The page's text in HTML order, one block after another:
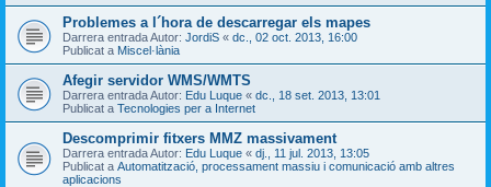
Problemes a l´hora de descarregar els mapes
Darrera entrada Autor: JordiS « dc., 02 oct. 2013, 16:00
Publicat a Miscel·lània
Afegir servidor WMS/WMTS
Darrera entrada Autor: Edu Luque « dc., 18 set. 2013, 13:01
Publicat a Tecnologies per a Internet
Descomprimir fitxers MMZ massivament
Darrera entrada Autor: Edu Luque « dj., 11 jul. 2013, 13:05
Publicat a Automatització, processament massiu i comunicació amb altres
aplicacions